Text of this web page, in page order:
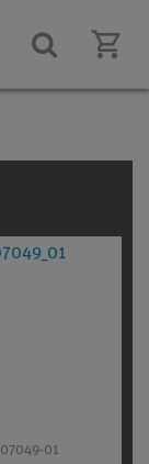
07049-01